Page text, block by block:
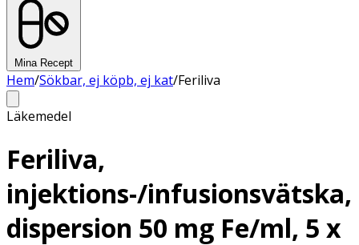
Mina Recept
Hem/Sökbar, ej köpb, ej kat/Feriliva
Läkemedel
Feriliva,
injektions-/infusionsvätska,
dispersion 50 mg Fe/ml, 5 x